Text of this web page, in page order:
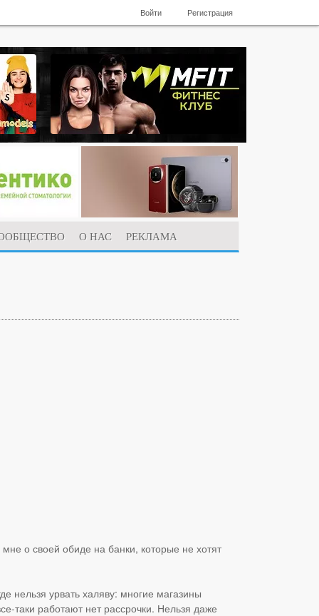
Войти Регистрация
О НАС РЕКЛАМА
о своей обиде на банки, которые не хотят
нельзя урвать халяву: многие магазины
таки работают нет рассрочки. Нельзя даже